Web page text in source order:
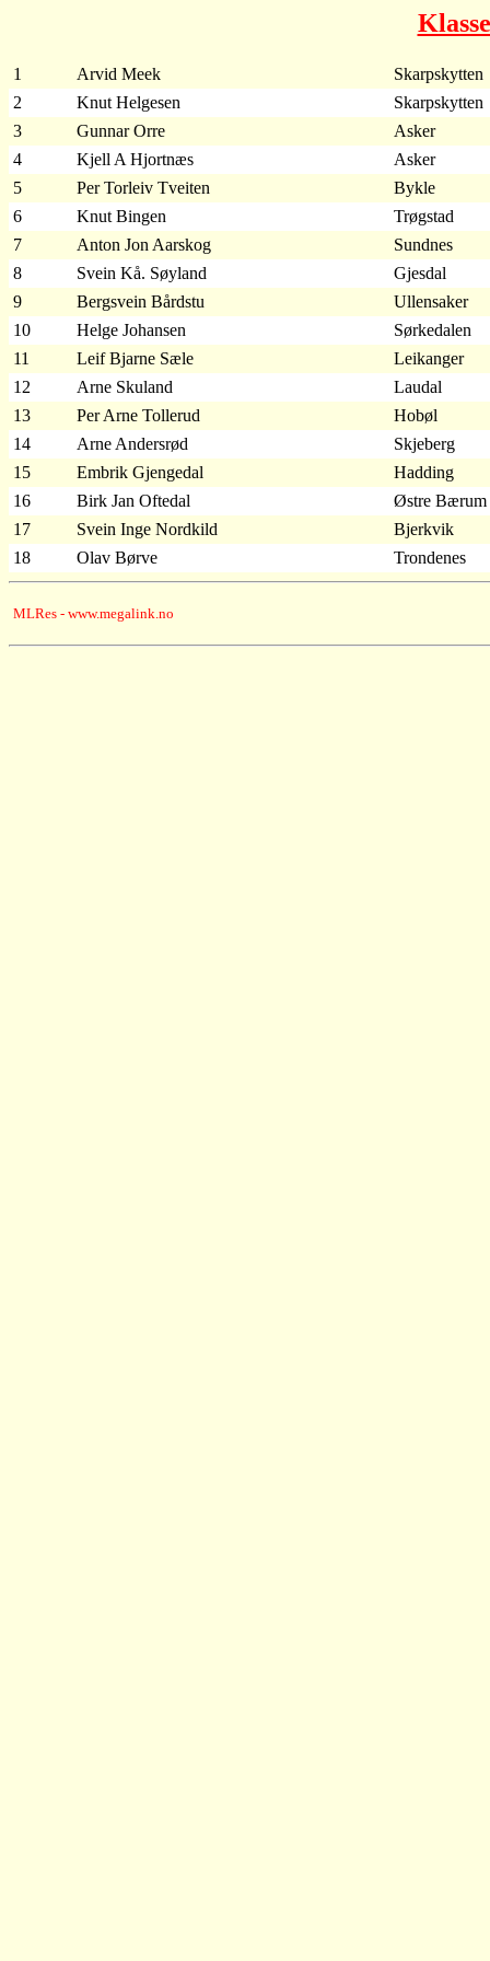
1 Arvid Meek
Skarpskytten
2
Knut Helgesen
Skarpskytten
3
Gunnar Orre
Asker
4
Kjell A Hjortnæs
Asker
5
Per Torleiv Tveiten
Bykle
6
Knut Bingen
Trøgstad
7
Anton Jon Aarskog
Sundnes
8
Svein Kå. Søyland
Gjesdal
9
Bergsvein Bårdstu
Ullensaker
10
Helge Johansen
Sørkedalen
11
Leif Bjarne Sæle
Leikanger
12
Arne Skuland
Laudal
13
Per Arne Tollerud
Hobøl
14
Arne Andersrød
Skjeberg
15
Embrik Gjengedal
Hadding
16
Birk Jan Oftedal
Østre Bærum
17
Svein Inge Nordkild
Bjerkvik
18
Olav Børve Trondenes
MLRes - www.megalink.no